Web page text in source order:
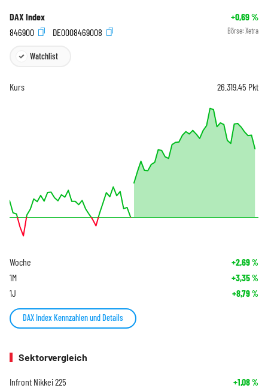
DAX Index +0,69%
846900
DE0008469008 Börse: Xetra
Watchlist
Kurs 26.319,45 Pkt
Woche +2,69%
1M +3,35%
1J +8,79%
DAX Index Kennzahlen und Details
Sektorvergleich
Infront Nikkei 225 +1,08%